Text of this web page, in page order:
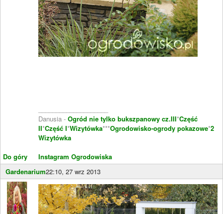
Do góry
Danusia - Ogród nie tylko bukszpanowy cz.III*Część
II*Część I*Wizytówka***Ogrodowisko-ogrody pokazowe*2
Wizytówka
Instagram Ogrodowiska
Gardenarium22:10, 27 wrz 2013